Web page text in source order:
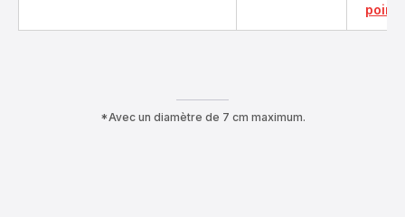
*Avec un diamètre de 7 cm maximum.